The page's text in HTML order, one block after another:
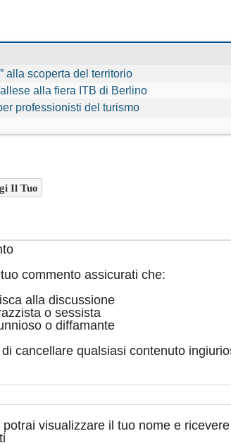
alla scoperta del territorio
alla fiera ITB di Berlino
professionisti del turismo
Il Tuo
commento assicurati che:
alla discussione
o sessista
o diffamante
cancellare qualsiasi contenuto
potrai visualizzare il tuo nome e